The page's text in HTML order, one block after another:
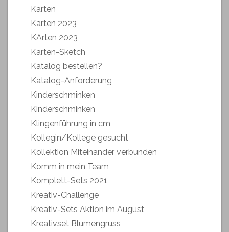
Karten
Karten 2023
KArten 2023
Karten-Sketch
Katalog bestellen?
Katalog-Anforderung
Kinderschminken
Kinderschminken
Klingenführung in cm
Kollegin/Kollege gesucht
Kollektion Miteinander verbunden
Komm in mein Team
Komplett-Sets 2021
Kreativ-Challenge
Kreativ-Sets Aktion im August
Kreativset Blumengruss